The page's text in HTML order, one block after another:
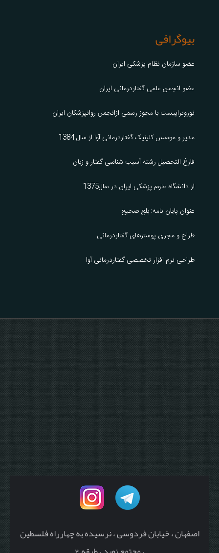
بیوگرافی
عضو سازمان نظام پزشکی ایران
عضو انجمن علمی گفتاردرمانی ایران
نوروتراپیست با مجوز رسمی ازانجمن روانپزشکان ایران
مدیر و موسس کلینیک گفتاردرمانی آوا از سال 1384
فارغ التحصیل رشته آسیب شناسی گفتار و زبان
از دانشگاه علوم پزشکی ایران در سال1375
عنوان پایان نامه: بلع صحیح
طراح و مجری پوسترهای گفتاردرمانی
طراحی نرم افزار تخصصی گفتاردرمانی آوا
اصفهان ، خیابان فردوسی ، نرسیده به چهارراه فلسطین